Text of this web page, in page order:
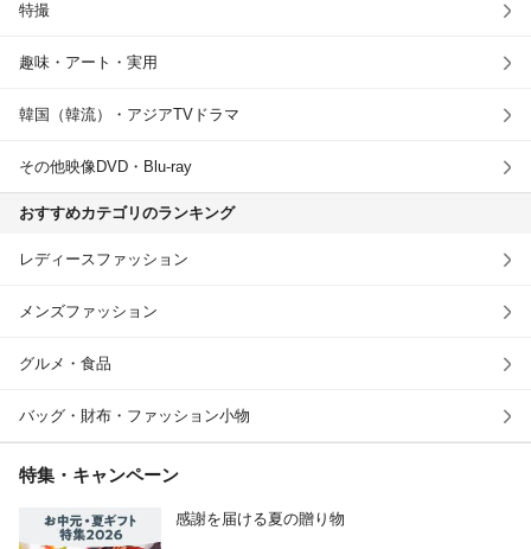
特撮
趣味・アート・実用
韓国（韓流）・アジアTVドラマ
その他映像DVD・Blu-ray
おすすめカテゴリのランキング
レディースファッション
メンズファッション
グルメ・食品
バッグ・財布・ファッション小物
特集・キャンペーン
感謝を届ける夏の贈り物